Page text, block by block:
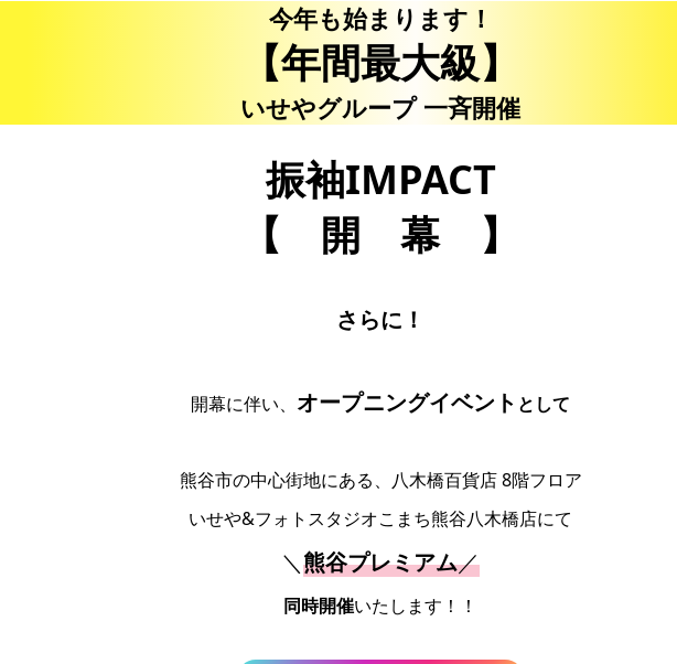
今年も始まります！
【年間最大級】
いせやグループ 一斉開催
振袖IMPACT
【 開 幕 】
さらに！
開幕に伴い、 オープニングイベント として
熊谷市の中心街地にある、八木橋百貨店 8階フロア
いせや&フォトスタジオこまち熊谷八木橋店にて
＼熊谷プレミアム／
同時開催いたします！！